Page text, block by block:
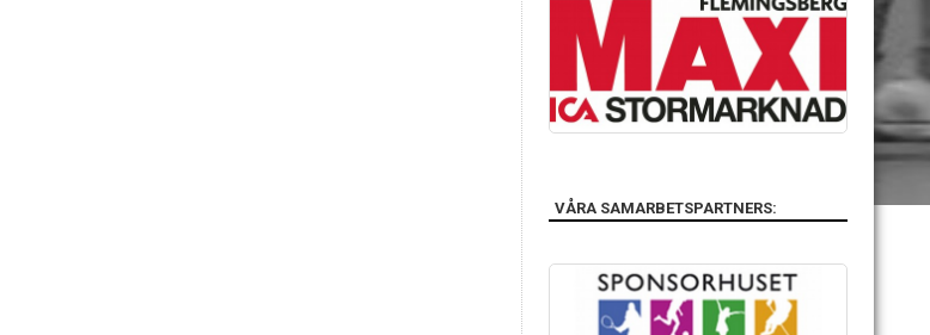
VÅRA SAMARBETSPARTNERS: